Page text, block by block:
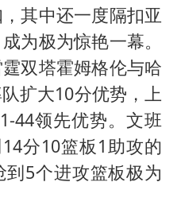
其中还一度隔扣亚
为极为惊艳一幕。
双塔霍姆格伦与哈
扩大10分优势，上
44领先优势。文班
分10篮板1助攻的
5个进攻篮板极为